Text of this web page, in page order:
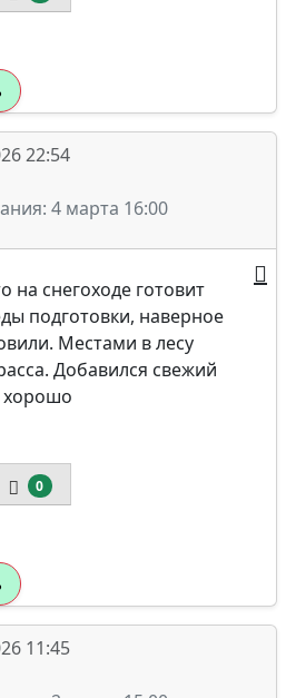
22:54
4 марта 16:00
на снегоходе готовит
подготовки, наверное
Местами в лесу
Добавился свежий
хорошо
0
11:45